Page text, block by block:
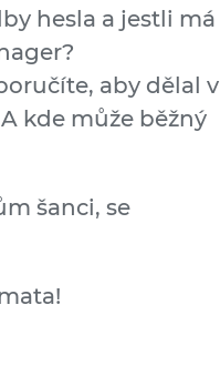
hesla a jestli má
aby dělal v
kde může běžný
šanci, se